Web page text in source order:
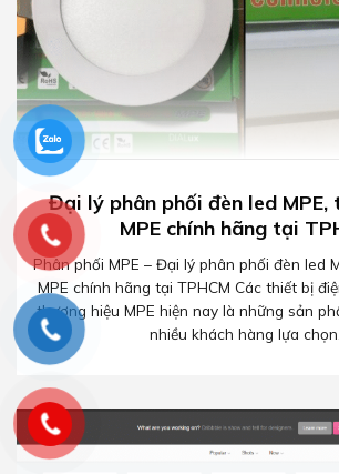
ngoài
Trong ngành thiết kế đồ họa, việc cập
và tìm kiếm cảm hứng là điều luôn cần